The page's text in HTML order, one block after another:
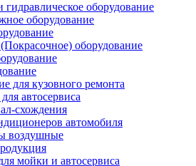
оборудование
оборудование
оборудование
для кузовного ремонта
автосервиса
схождения
автомобиля
воздушные
мойки и автосервиса